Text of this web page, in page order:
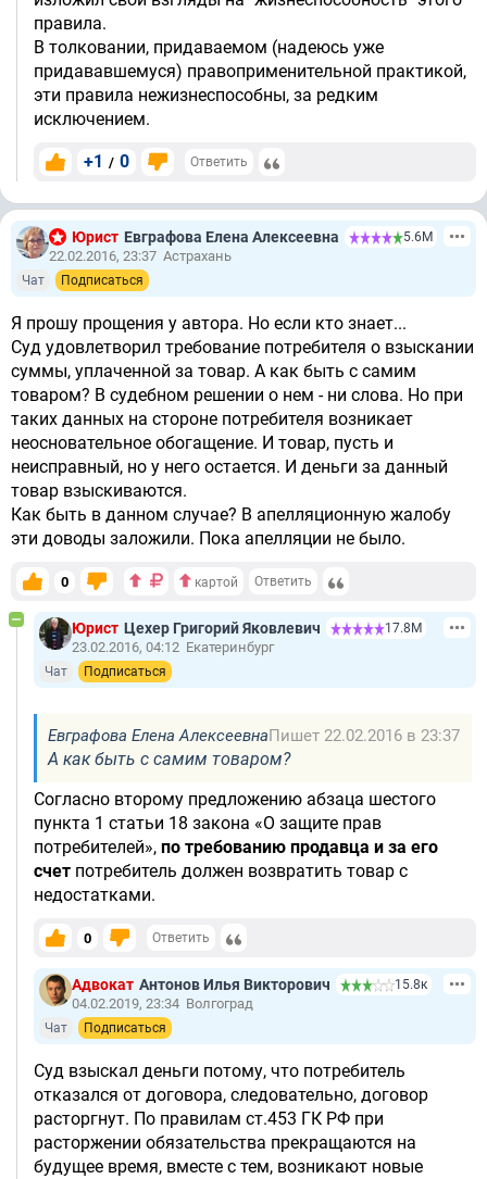
правила.
В толковании, придаваемом (надеюсь уже
придававшемуся) правоприменительной практикой,
эти правила нежизнеспособны, за редким
исключением.
+1 / 0 Ответить
Юрист Евграфова Елена Алексеевна 5.6М
22.02.2016, 23:37 Астрахань
Чат Подписаться
Я прошу прощения у автора. Но если кто знает...
Суд удовлетворил требование потребителя о взыскании
суммы, уплаченной за товар. А как быть с самим
товаром? В судебном решении о нем - ни слова. Но при
таких данных на стороне потребителя возникает
неосновательное обогащение. И товар, пусть и
неисправный, но у него остается. И деньги за данный
товар взыскиваются.
Как быть в данном случае? В апелляционную жалобу
эти доводы заложили. Пока апелляции не было.
0 картой Ответить
Юрист Цехер Григорий Яковлевич 17.8М
23.02.2016, 04:12 Екатеринбург
Чат Подписаться
Евграфова Елена АлексеевнаПишет 22.02.2016 в 23:37
А как быть с самим товаром?
Согласно второму предложению абзаца шестого
пункта 1 статьи 18 закона «О защите прав
потребителей», по требованию продавца и за его
счет потребитель должен возвратить товар с
недостатками.
0 Ответить
Адвокат Антонов Илья Викторович 15.8к
04.02.2019, 23:34 Волгоград
Чат Подписаться
Суд взыскал деньги потому, что потребитель
отказался от договора, следовательно, договор
расторгнут. По правилам ст.453 ГК РФ при
расторжении обязательства прекращаются на
будущее время, вместе с тем, возникают новые